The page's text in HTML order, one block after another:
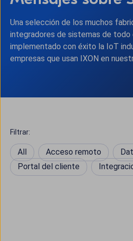
Una selección de los muchos
integradores de sistemas de todo
implementado con éxito la IoT
empresas que usan IXON en
Filtrar:
All Acceso remoto
Portal del cliente